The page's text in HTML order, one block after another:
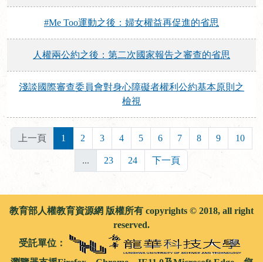
#Me Too運動之後：婦女權益再促進的省思
人權兩公約之後：第二次國家報告之審查的省思
淺談國際審查委員會對身心障礙者權利公約基本原則之
檢視
上一頁 1 2 3 4 5 6 7 8 9 10
... 23 24 下一頁
教育部人權教育資源網 版權所有 copyrights © 2018, all right
reserved.
受託單位：